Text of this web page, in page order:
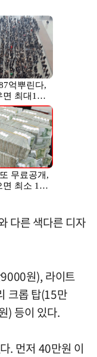
다른 색다른 디자
원), 라이트
크롭 탑(15만
) 등이 있다.
. 먼저 40만원 이